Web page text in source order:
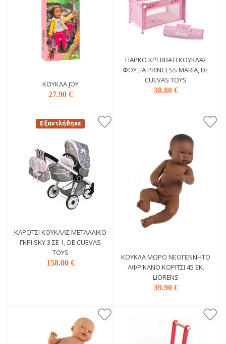
ΚΟΎΚΛΑ JOY
27.90 €
ΠΆΡΚΟ ΚΡΕΒΒΆΤΙ ΚΟΎΚΛΑΣ
ΦΟΎΞΙΑ PRINCESS MARIA, DE
CUEVAS TOYS
38.80 €
Εξαντλήθηκε
ΚΑΡΌΤΣΙ ΚΟΎΚΛΑΣ ΜΕΤΑΛΛΙΚΌ
ΓΚΡΙ SKY 3 ΣΕ 1, DE CUEVAS
TOYS
158.00 €
ΚΟΎΚΛΑ ΜΩΡΌ ΝΕΟΓΈΝΝΗΤΟ
ΑΦΡΙΚΑΝΌ ΚΟΡΊΤΣΙ 45 ΕΚ.
LIORENS
39.90 €